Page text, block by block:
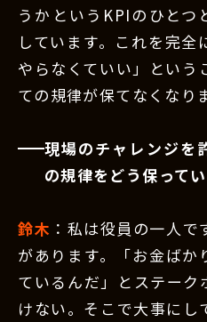
うかというKPIのひとつ
しています。これを完
やらなくていい」という
ての規律が保てなくなり
現場のチャレンジを
の規律をどう保って
鈴木 ：私は役員の一人
があります。「お金ばか
ているんだ」とステーク
けない。そこで大事に